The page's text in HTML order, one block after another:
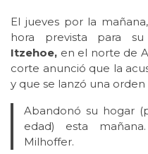
El jueves por la
hora prevista para
Itzehoe, en el norte de
corte anunció que la
y que se lanzó una
Abandonó su hogar
edad) esta
Milhoffer.